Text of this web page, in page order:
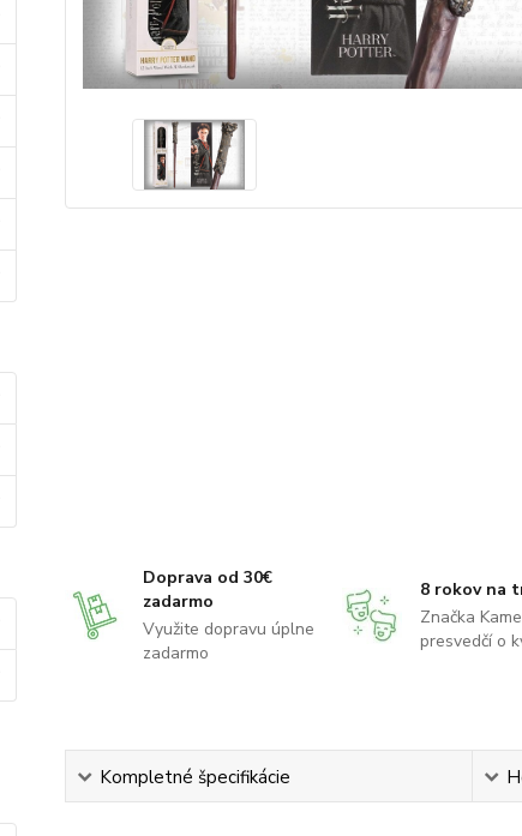
Doprava od 30€
zadarmo
Využite dopravu úplne
zadarmo
8 rokov na
Značka
presvedčí o
Kompletné špecifikácie